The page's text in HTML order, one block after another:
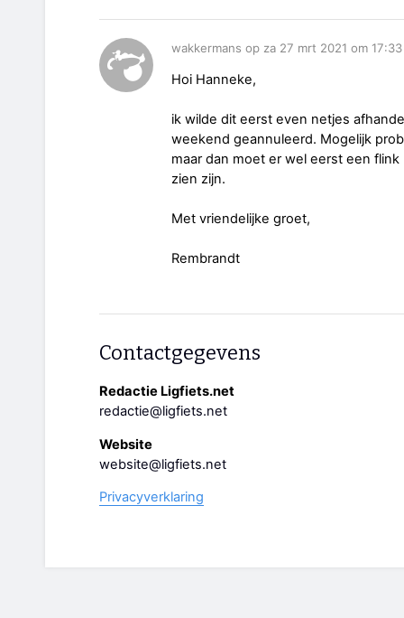
wakkermans op za 27 mrt 2021 om 17:33
Hoi Hanneke,
ik wilde dit eerst even netjes
weekend geannuleerd. Mogelijk
maar dan moet er wel eerst een
zien zijn.
Met vriendelijke groet,
Rembrandt
Contactgegevens
Redactie Ligfiets.net
redactie@ligfiets.net
Website
website@ligfiets.net
Privacyverklaring